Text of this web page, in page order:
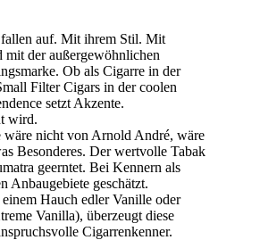
fallen auf. Mit ihrem Stil. Mit
der außergewöhnlichen
Ob als Cigarre in der
Filter Cigars in der coolen
setzt Akzente.
wird.
wäre nicht von Arnold André, wäre
Besonderes. Der wertvolle Tabak
geerntet. Bei Kennern als
Anbaugebiete geschätzt.
Hauch edler Vanille oder
Vanilla), überzeugt diese
Cigarrenkenner.